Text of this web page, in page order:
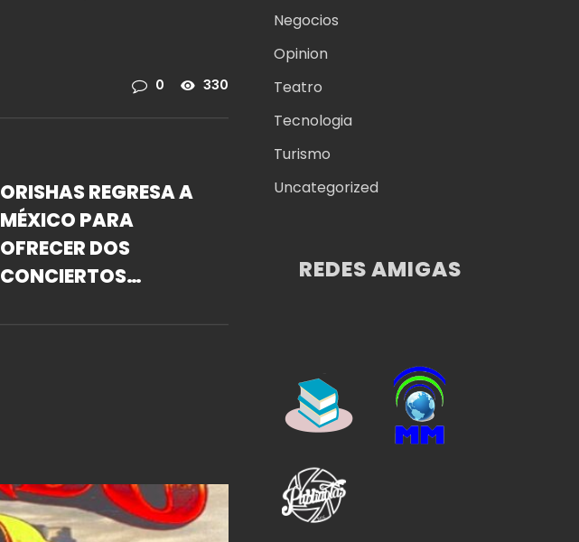
0 330
ORISHAS REGRESA A
MÉXICO PARA
OFRECER DOS
CONCIERTOS
Negocios
Opinion
Teatro
Tecnologia
Turismo
Uncategorized
REDES AMIGAS